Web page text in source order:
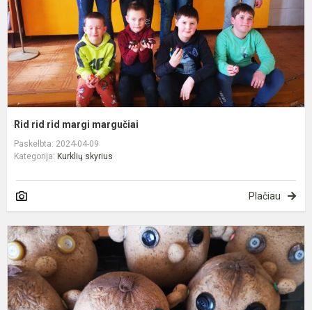
Rid rid rid margi margučiai
Paskelbta: 2024-04-09
Kategorija: Kurklių skyrius
Plačiau